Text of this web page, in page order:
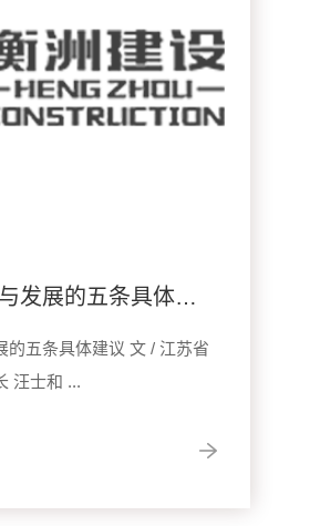
关于建筑业改革与发展的五条具体建议
的五条具体建议 文 / 江苏省
汪士和 ...